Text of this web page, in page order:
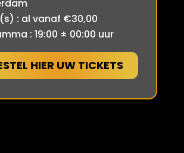
: al vanaf €30,00
: 19:00 ± 00:00 uur
HIER UW TICKETS